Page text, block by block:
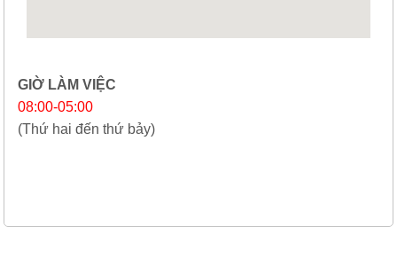
GIỜ LÀM VIỆC
08:00-05:00
(Thứ hai đến thứ bảy)